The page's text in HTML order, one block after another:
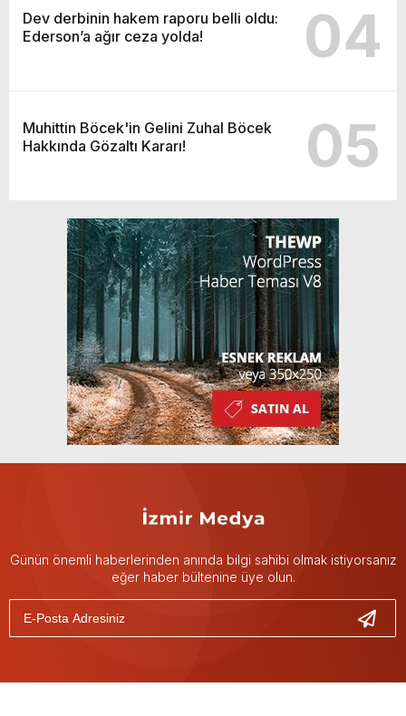
Dev derbinin hakem raporu belli oldu:
Ederson’a ağır ceza yolda!
04
Muhittin Böcek'in Gelini Zuhal Böcek
Hakkında Gözaltı Kararı!
05
Günün önemli haberlerinden anında bilgi sahibi olmak istiyorsanız
eğer haber bültenine üye olun.